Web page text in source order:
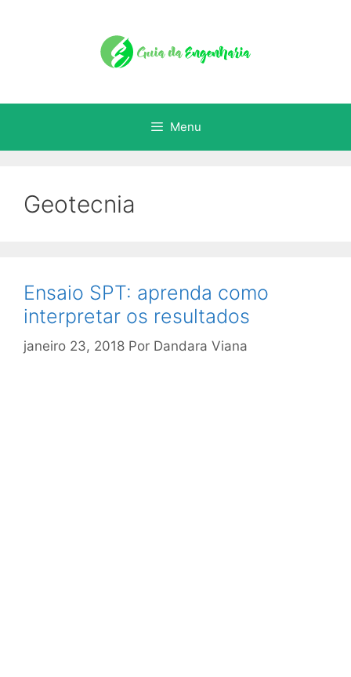
Menu
Geotecnia
Ensaio SPT: aprenda como
interpretar os resultados
janeiro 23, 2018 Por Dandara Viana